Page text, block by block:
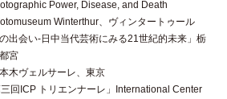
Power, Disease, and Death
Winterthur、ヴィンタートゥール
の出会い-日中当代芸術にみる21世紀的未来」栃
宮
木ヴェルサーレ、東京
三回ICP トリエンナーレ」International Center